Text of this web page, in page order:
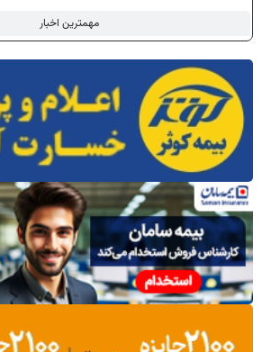
مهمترین اخبار